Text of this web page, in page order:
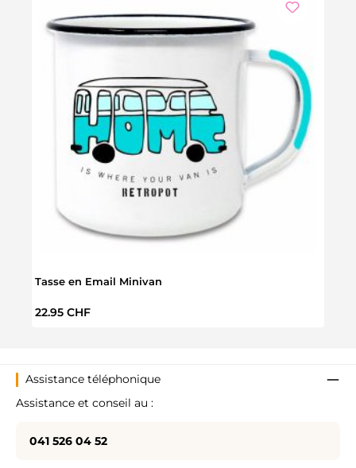
Tasse en Email Minivan
Prix régulier :
22.95 CHF
Assistance téléphonique
Assistance et conseil au :
041 526 04 52